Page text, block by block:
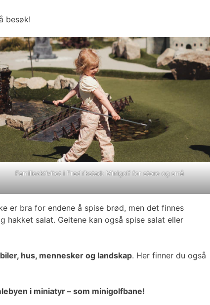
besøk!
Familieaktivitet i Fredrikstad: Minigolf for store og små
er bra for endene å spise brød, men det finnes
salat. Geitene kan også spise salat eller
hus, mennesker og landskap. Her finner du også
i miniatyr – som minigolfbane!